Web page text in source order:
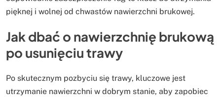
pięknej i wolnej od chwastów nawierzchni brukowej.
Jak dbać o nawierzchnię brukową
po usunięciu trawy
Po skutecznym pozbyciu się trawy, kluczowe jest
utrzymanie nawierzchni w dobrym stanie, aby zapobiec